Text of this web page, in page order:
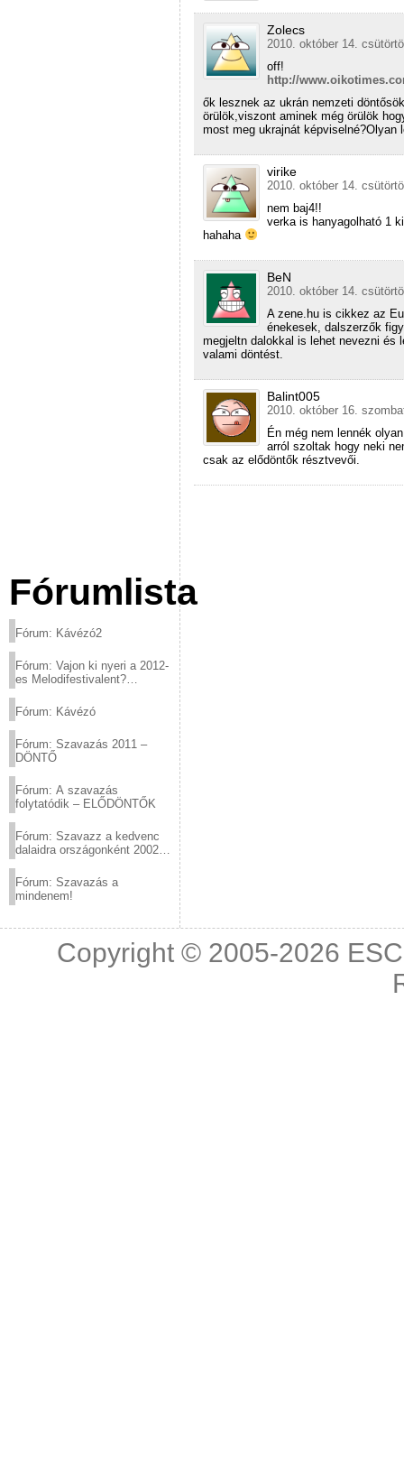
Fórumlista
Fórum: Kávézó2
Fórum: Vajon ki nyeri a 2012-
es Melodifestivalent?
Fórum: Kávézó
Fórum: Szavazás 2011 –
DÖNTŐ
Fórum: A szavazás
folytatódik – ELŐDÖNTŐK
Fórum: Szavazz a kedvenc
dalaidra országonként 2002
Fórum: Szavazás a
mindenem!
Zolecs
2010. október 14.
off!
http://
ők lesznek az ukrán nemzeti
örülök,viszont aminek még örülök
most meg ukrajnát
virike
2010. október 14.
nem baj4!!
verka is hanyagolható 1
hahaha
BeN
2010. október 14.
A zene.hu is cikkez az
énekesek, dalszerzők
megjeltn dalokkal is lehet nevezni és
valami döntést.
Balint005
2010. október 16.
Én még nem lennék
arról szoltak hogy neki
csak az elődöntők résztvevői.
Copyright © 2005-2026